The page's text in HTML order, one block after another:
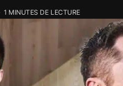
1 MINUTES DE LECTURE